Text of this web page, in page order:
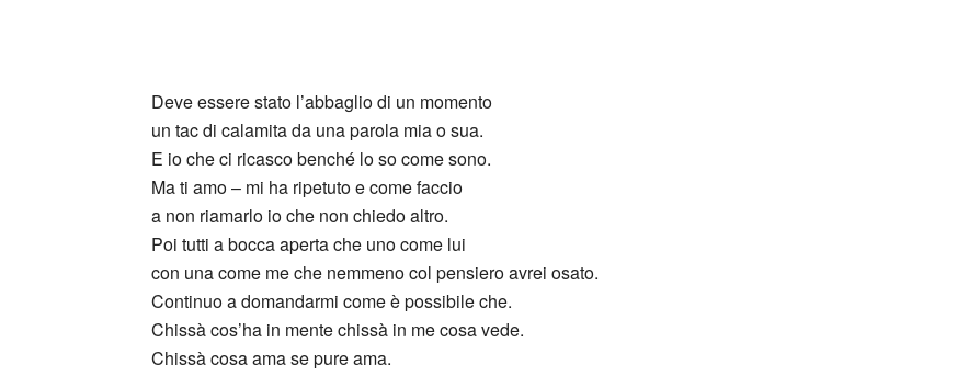
Deve essere stato l’abbaglio di un momento
un tac di calamita da una parola mia o sua.
E io che ci ricasco benché lo so come sono.
Ma ti amo – mi ha ripetuto e come faccio
a non riamarlo io che non chiedo altro.
Poi tutti a bocca aperta che uno come lui
con una come me che nemmeno col pensiero avrei osato.
Continuo a domandarmi come è possibile che.
Chissà cos’ha in mente chissà in me cosa vede.
Chissà cosa ama se pure ama.